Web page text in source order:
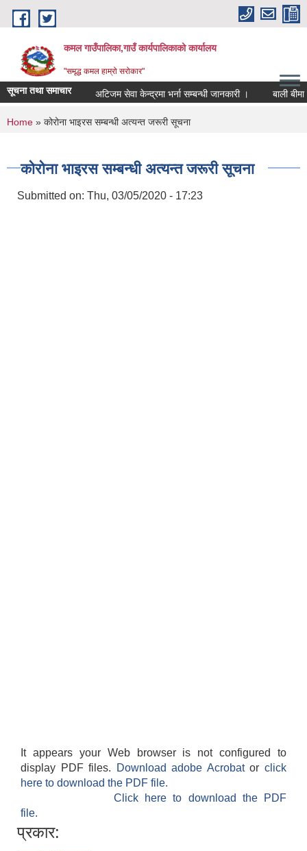
Skip to main content
कमल गाउँपालिका,गाउँ कार्यपालिकाको कार्यालय
"समृद्ध कमल हाम्रो सरोकार"
सूचना तथा समाचार अटिजम सेवा केन्द्रमा भर्ना सम्बन्धी जानकारी । बाली
You are here
Home » कोरोना भाइरस सम्बन्धी अत्यन्त जरूरी सूचना
कोरोना भाइरस सम्बन्धी अत्यन्त जरूरी सूचना
Submitted on: Thu, 03/05/2020 - 17:23
It appears your Web browser is not configured to
display PDF files.
Download adobe Acrobatorclick
here to download the PDF file.
Click here to download the PDF
file.
प्रकार: